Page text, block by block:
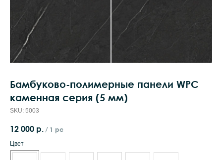
Бамбуково-полимерные панели WPC
каменная серия (5 мм)
SKU: 5003
12 000 р. / 1 pc
Цвет